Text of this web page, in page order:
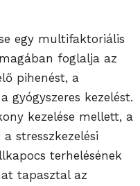
egy multifaktoriális
foglalja az
pihenést, a
gyógyszeres kezelést.
kezelése mellett, a
stresszkezelési
terhelésének
tapasztal az